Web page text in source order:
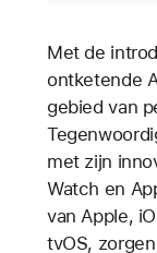
Met de
ontketende
gebied van
met zijn
Watch en
van Apple,
tvOS,